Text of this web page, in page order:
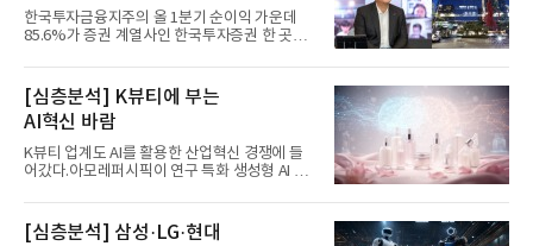
발걸음이 신중해진 배경은?
한국투자금융지주의 올 1분기 순이익 가운데
85.6%가 증권 계열사인 한국투자증권 한 곳에
[심층분석] K뷰티에 부는
AI혁신 바람
K뷰티 업계도 AI를 활용한 산업혁신 경쟁에 들
어갔다.아모레퍼시픽이 연구 특화 생성형 AI 플
[심층분석] 삼성·LG·현대